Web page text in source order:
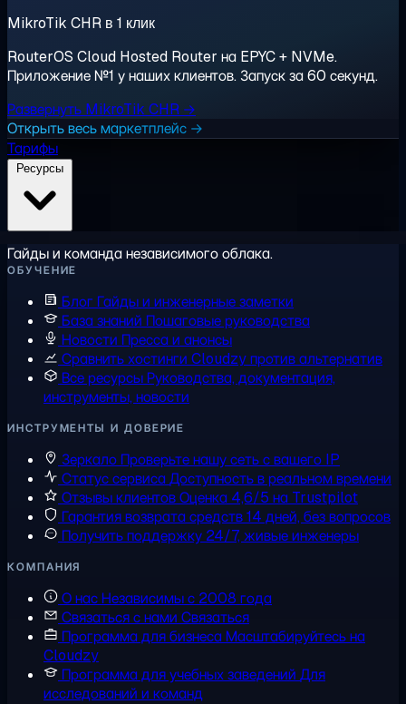
MikroTik CHR в 1 клик
RouterOS Cloud Hosted Router на EPYC + NVMe.
Приложение №1 у наших клиентов. Запуск за 60 секунд.
Развернуть MikroTik CHR →
Открыть весь маркетплейс →
Тарифы
Гайды и команда независимого облака.
ОБУЧЕНИЕ
Блог Гайды и инженерные заметки
База знаний Пошаговые руководства
Новости Пресса и анонсы
Сравнить хостинги Cloudzy против альтернатив
Все ресурсыРуководства, документация,
инструменты, новости
ИНСТРУМЕНТЫ И ДОВЕРИЕ
Зеркало Проверьте нашу сеть с вашего IP
Статус сервисаДоступность в реальном времени
Отзывы клиентовОценка 4,6/5 на Trustpilot
Гарантия возврата средств14 дней, без вопросов
Получить поддержку 24/7, живые инженеры
КОМПАНИЯ
О насНезависимы с 2008 года
Связаться с нами Связаться
Программа для бизнесаМасштабируйтесь на
Cloudzy
Программа для учебных заведений Для
исследований и команд